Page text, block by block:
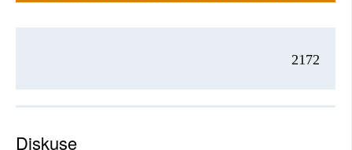
2172
Diskuse